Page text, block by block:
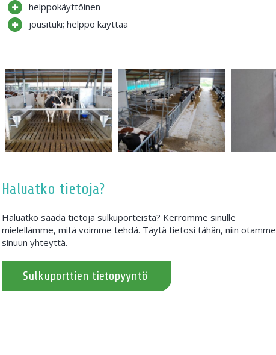
helppokäyttöinen
jousituki; helppo käyttää
Haluatko tietoja?
Haluatko saada tietoja sulkuporteista? Kerromme sinulle
mielellämme, mitä voimme tehdä. Täytä tietosi tähän, niin otamme
sinuun yhteyttä.
Sulkuporttien tietopyyntö